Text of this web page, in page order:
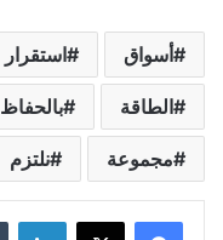
أسواق استقرار
الطاقة بالحفاظ
مجموعة نلتزم
لينكدإن